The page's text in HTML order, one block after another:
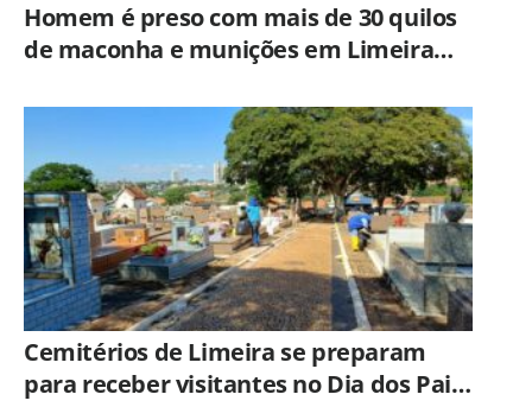
Homem é preso com mais de 30 quilos
de maconha e munições em Limeira
Cemitérios de Limeira se preparam
para receber visitantes no Dia dos Pais;